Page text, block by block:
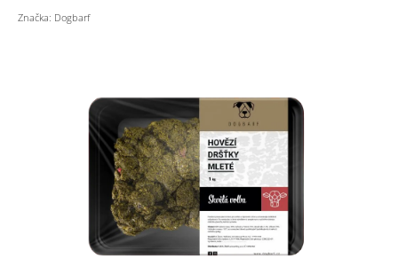
Značka: Dogbarf